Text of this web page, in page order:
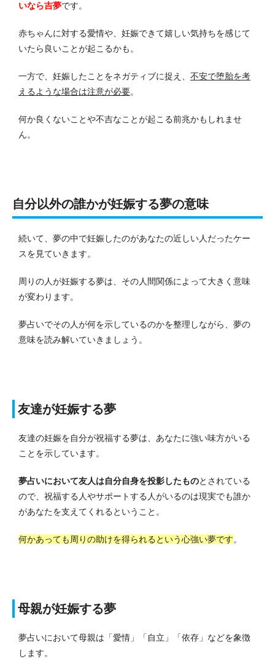
いなら吉夢です。
赤ちゃんに対する愛情や、妊娠できて嬉しい気持ちを感じて
いたら良いことが起こるかも。
一方で、妊娠したことをネガティブに捉え、 不安で堕胎を考
えるような場合は注意が必要。
何か良くないことや不吉なことが起こる前兆かもしれませ
ん。
自分以外の誰かが妊娠する夢の意味
続いて、夢の中で妊娠したのがあなたの近しい人だったケー
スを見ていきます。
周りの人が妊娠する夢は、その人間関係によって大きく意味
が変わります。
夢占いでその人が何を示しているのかを整理しながら、夢の
意味を読み解いていきましょう。
友達が妊娠する夢
友達の妊娠を自分が祝福する夢は、あなたに強い味方がいる
ことを示しています。
夢占いにおいて友人は自分自身を投影したものとされている
ので、祝福する人やサポートする人がいるのは現実でも誰か
があなたを支えてくれるということ。
何かあっても周りの助けを得られるという心強い夢です。
母親が妊娠する夢
夢占いにおいて母親は「愛情」「自立」「依存」などを象徴
します。